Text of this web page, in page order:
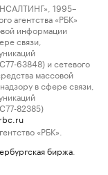
1995–
агентства «РБК»
информации
связи,
63848) и сетевого
массовой
в сфере связи,
82385)
«РБК».
биржа